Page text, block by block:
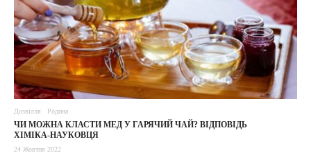
Дозвілля Родина
ЧИ МОЖНА КЛАСТИ МЕД У ГАРЯЧИЙ ЧАЙ? ВІДПОВІДЬ
ХІМІКА-НАУКОВЦЯ
24 Жовтня 2022